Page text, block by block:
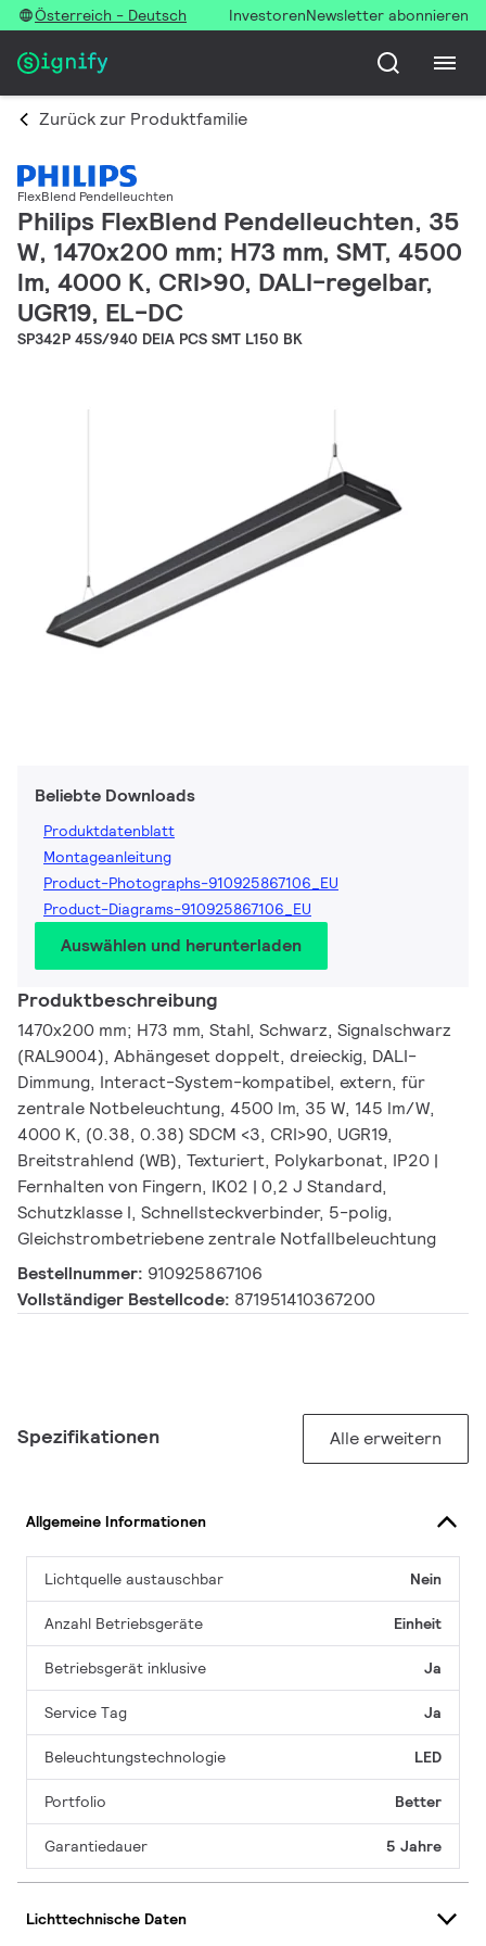
Österreich - Deutsch InvestorenNewsletter abonnieren
Zurück zur Produktfamilie
FlexBlend Pendelleuchten
Philips FlexBlend Pendelleuchten, 35
W, 1470x200 mm; H73 mm, SMT, 4500
lm, 4000 K, CRI>90, DALI-regelbar,
UGR19, EL-DC
SP342P 45S/940 DEIA PCS SMT L150 BK
Beliebte Downloads
Produktdatenblatt
Montageanleitung
Product-Photographs-910925867106_EU
Product-Diagrams-910925867106_EU
Auswählen und herunterladen
Produktbeschreibung
1470x200 mm; H73 mm, Stahl, Schwarz, Signalschwarz
(RAL9004), Abhängeset doppelt, dreieckig, DALI-
Dimmung, Interact-System-kompatibel, extern, für
zentrale Notbeleuchtung, 4500 lm, 35 W, 145 lm/W,
4000 K, (0.38, 0.38) SDCM <3, CRI>90, UGR19,
Breitstrahlend (WB), Texturiert, Polykarbonat, IP20 |
Fernhalten von Fingern, IK02 | 0,2 J Standard,
Schutzklasse I, Schnellsteckverbinder, 5-polig,
Gleichstrombetriebene zentrale Notfallbeleuchtung
Bestellnummer: 910925867106
Vollständiger Bestellcode: 871951410367200
Spezifikationen Alle erweitern
Allgemeine Informationen
Lichtquelle austauschbar Nein
Anzahl Betriebsgeräte Einheit
Betriebsgerät inklusive Ja
Service Tag Ja
Beleuchtungstechnologie LED
Portfolio Better
Garantiedauer 5 Jahre
Lichttechnische Daten